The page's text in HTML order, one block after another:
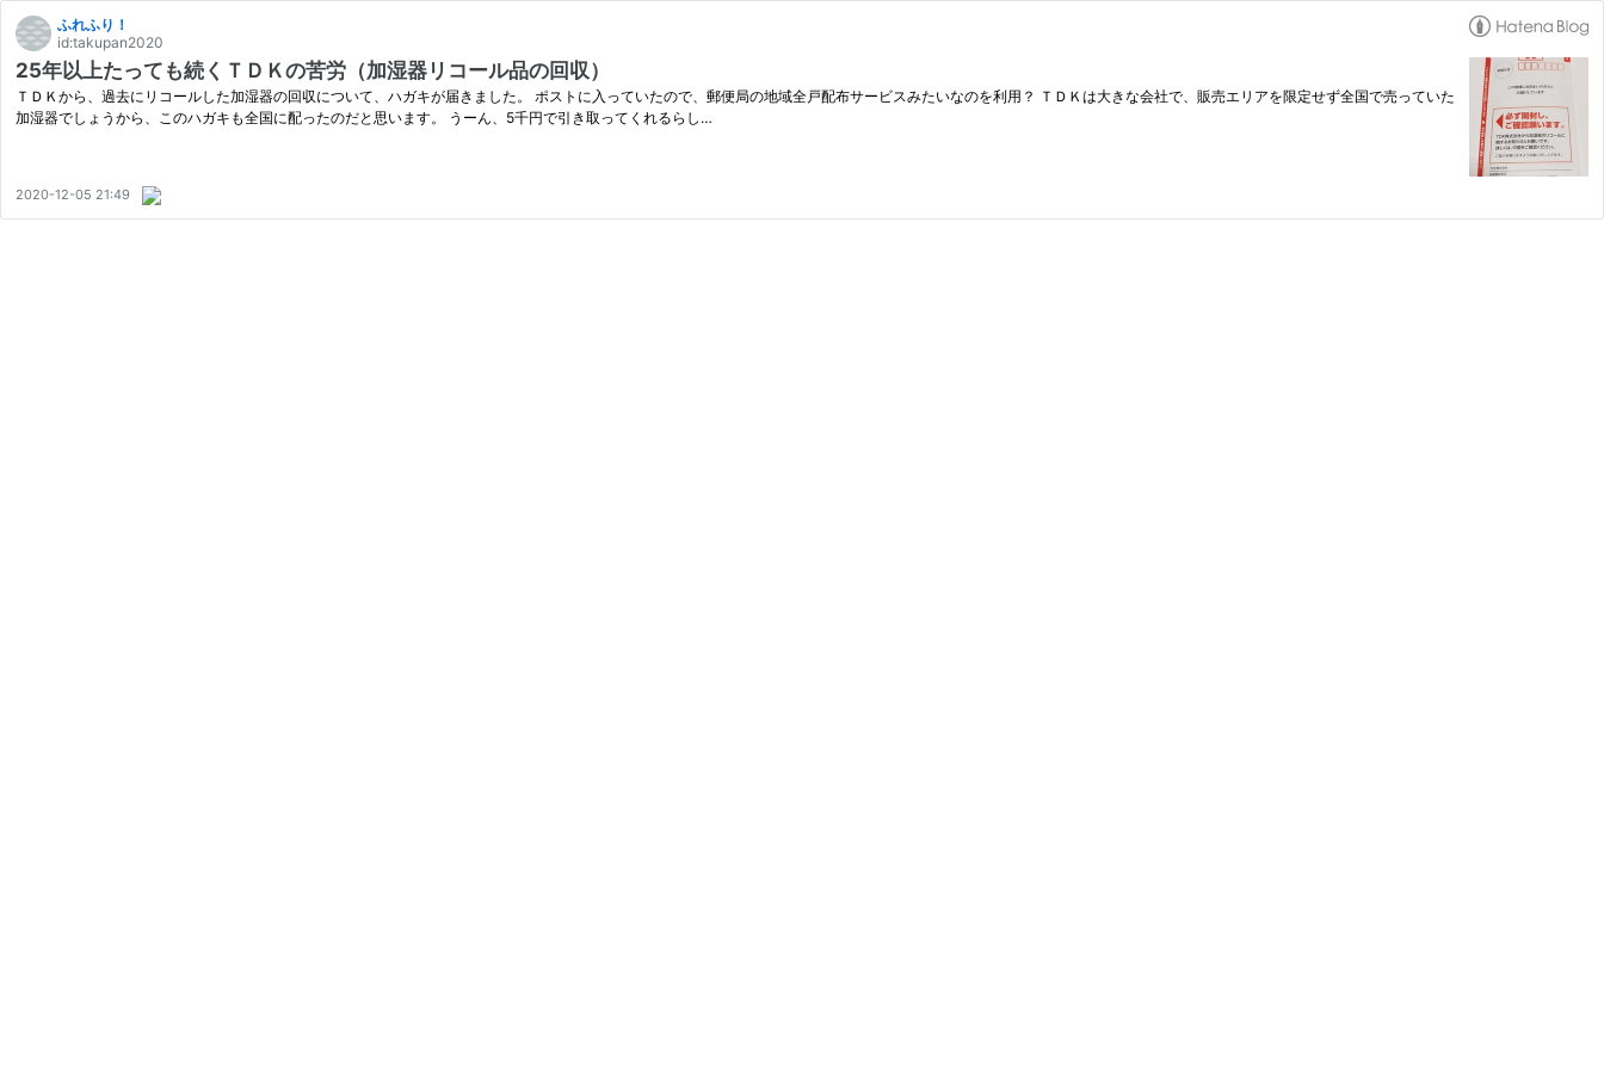
ふれふり！
id:takupan2020
25年以上たっても続くＴＤＫの苦労（加湿器リコール品の回収）
ＴＤＫから、過去にリコールした加湿器の回収について、ハガキが届きました。 ポストに入っていたので、郵便局の地域全戸配布サービスみたいなのを利用？ ＴＤＫは大きな会社で、販売エリアを限定せず全国で売っていた
加湿器でしょうから、このハガキも全国に配ったのだと思います。 うーん、5千円で引き取ってくれるらし…
2020-12-05 21:49